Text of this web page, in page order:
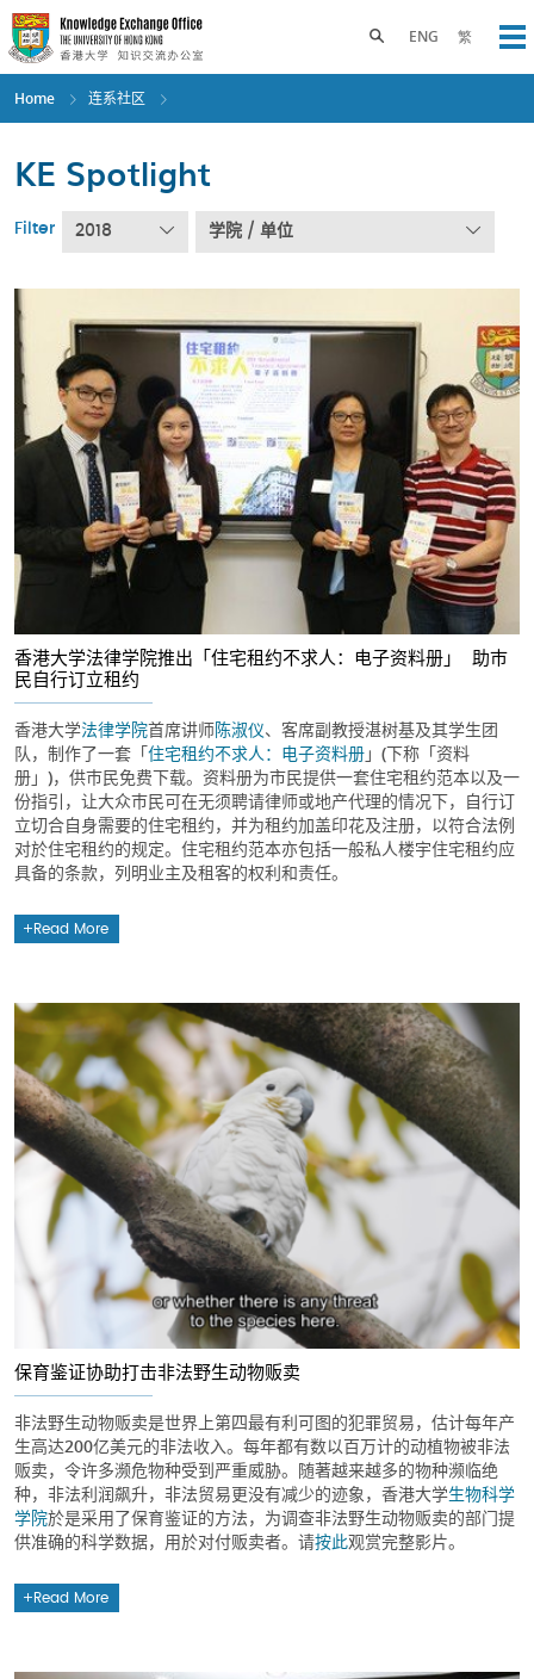
Skip
to
main
content
ENG 繁
Toggle search panel
Home 连系社区
KE Spotlight
Filter 2018 学院 / 单位
香港大学法律学院推出「住宅租约不求人：电子资料册」 助巿
民自行订立租约
香港大学法律学院首席讲师陈淑仪、客席副教授湛树基及其学生团
队，制作了一套「住宅租约不求人：电子资料册」(下称「资料
册」)，供巿民免费下载。资料册为市民提供一套住宅租约范本以及一
份指引，让大众巿民可在无须聘请律师或地产代理的情况下，自行订
立切合自身需要的住宅租约，并为租约加盖印花及注册，以符合法例
对於住宅租约的规定。住宅租约范本亦包括一般私人楼宇住宅租约应
具备的条款，列明业主及租客的权利和责任。
Read More
保育鉴证协助打击非法野生动物贩卖
非法野生动物贩卖是世界上第四最有利可图的犯罪贸易，估计每年产
生高达200亿美元的非法收入。每年都有数以百万计的动植物被非法
贩卖，令许多濒危物种受到严重威胁。随著越来越多的物种濒临绝
种，非法利润飙升，非法贸易更没有减少的迹象，香港大学生物科学
学院於是采用了保育鉴证的方法，为调查非法野生动物贩卖的部门提
供准确的科学数据，用於对付贩卖者。请按此观赏完整影片。
Read More